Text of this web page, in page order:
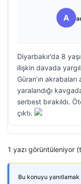
A
Diyarbakır’da 8
ilişkin davada
Güran’ın
yaralandığı
serbest bırakıldı.
çıktı.
1 yazı görüntüleniyor
Bu konuyu yanıtlamak